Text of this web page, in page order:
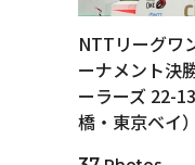
NTTリーグワ
ーナメント決
ーラーズ 22-
橋・東京ベイ）